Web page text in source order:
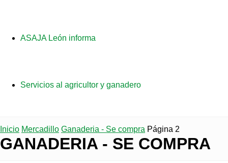
ASAJA León informa
Servicios al agricultor y ganadero
Inicio Mercadillo Ganaderia - Se compra Página 2
GANADERIA - SE COMPRA